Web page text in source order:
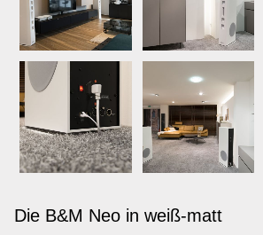
Die B&M Neo in weiß-matt